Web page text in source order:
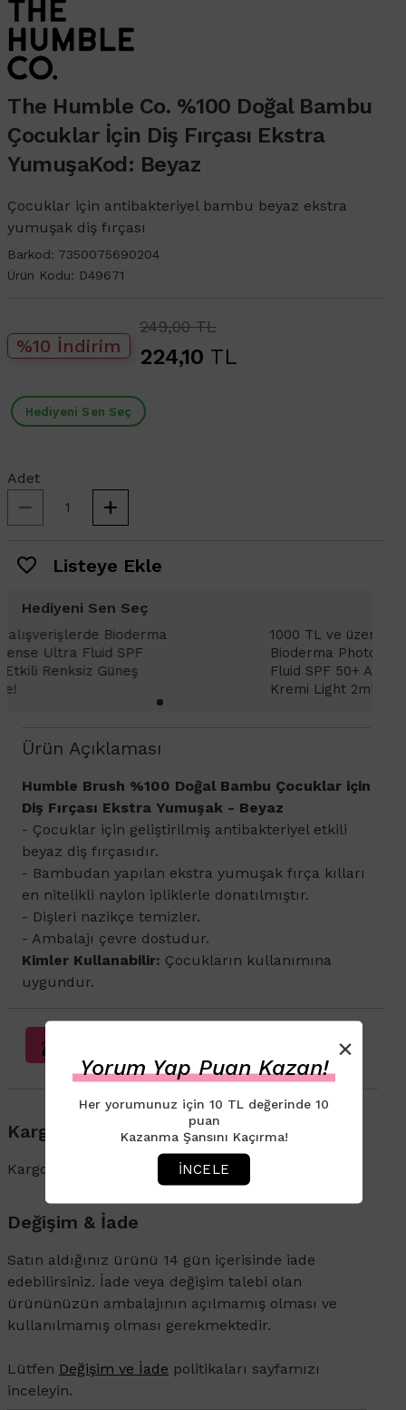
The Humble Co. %100 Doğal Bambu
Çocuklar İçin Diş Fırçası Ekstra
YumuşaKod: Beyaz
Çocuklar için antibakteriyel bambu beyaz ekstra
yumuşak diş fırçası
Barkod: 7350075690204
Ürün Kodu: D49671
%10 İndirim
249,00 TL
224,10 TL
Hediyeni Sen Seç
Adet
Listeye Ekle
Hediyeni Sen Seç
1000 TL ve üzeri alışverişlerinizde
Bioderma Photoderm XDefense Ultra
Fluid SPF 50+ Antioksidan Renkli Güneş
Ürün Açıklaması
Humble Brush %100 Doğal Bambu Çocuklar için
Diş Fırçası Ekstra Yumuşak - Beyaz
- Çocuklar için geliştirilmiş antibakteriyel etkili
beyaz diş fırçasıdır.
- Bambudan yapılan ekstra yumuşak fırça kılları
en nitelikli naylon ipliklerle donatılmıştır.
- Dişleri nazikçe temizler.
- Ambalajı çevre dostudur.
Kimler Kullanabilir: Çocukların kullanımına
uygundur.
Kargo & Teslimat
Kargo ve İade süreçleriyle ilgili bilgi için
Değişim & İade
Satın aldığınız ürünü 14 gün içerisinde iade
edebilirsiniz. İade veya değişim talebi olan
ürününüzün ambalajının açılmamış olması ve
kullanılmamış olması gerekmektedir.
Lütfen Değişim ve İade politikaları sayfamızı
inceleyin.
×
Yorum Yap Puan Kazan!
Her yorumunuz için 10 TL değerinde 10
puan
Kazanma Şansını Kaçırma!
İNCELE